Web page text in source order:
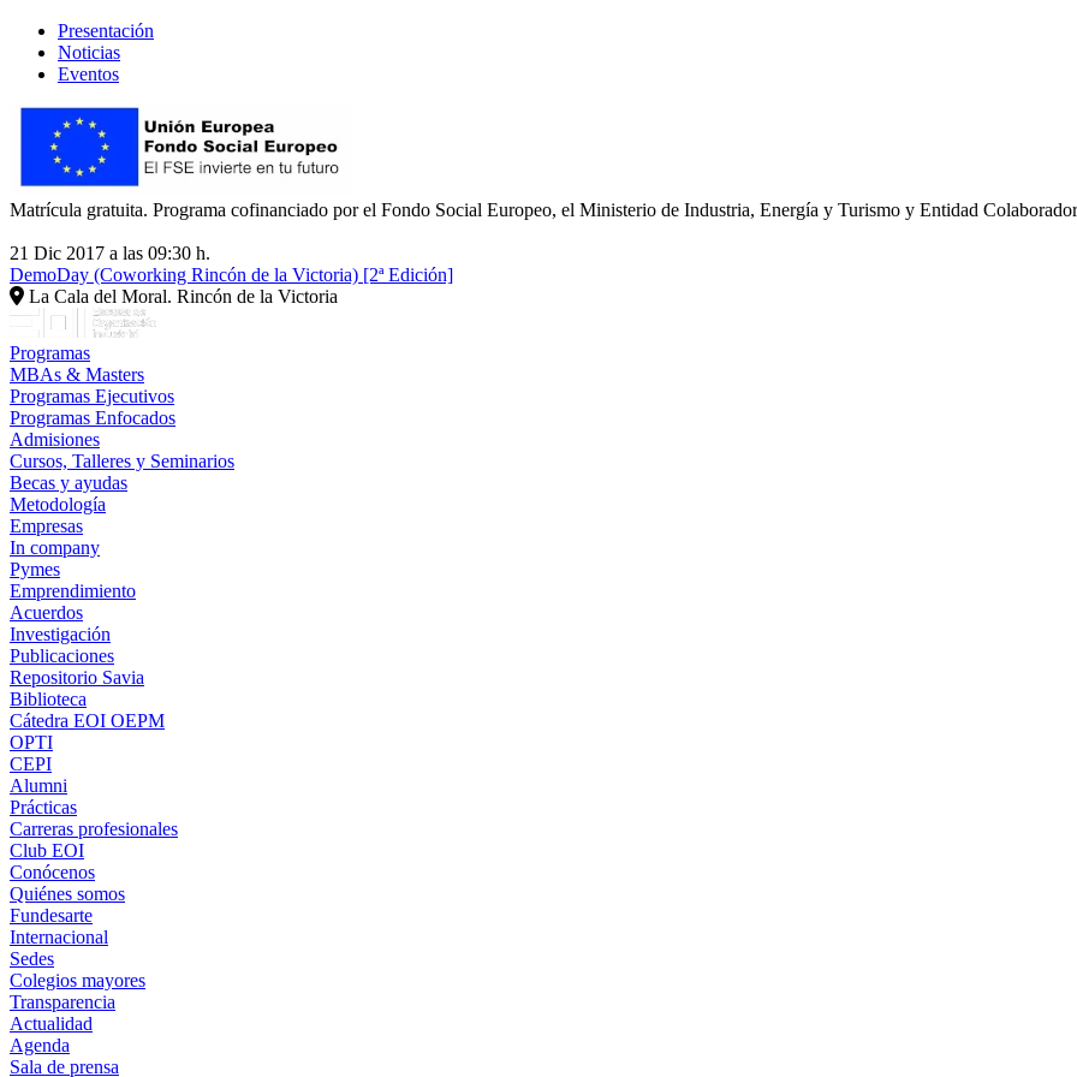
Presentación
Noticias
Eventos
Matrícula gratuita. Programa cofinanciado por el Fondo Social Europeo, el Ministerio de Industria, Energía y Turismo y Entidad
21 Dic 2017 a las 09:30 h.
DemoDay (Coworking Rincón de la Victoria) [2ª Edición]
La Cala del Moral. Rincón de la Victoria
Programas
MBAs & Masters
Programas Ejecutivos
Programas Enfocados
Admisiones
Cursos, Talleres y Seminarios
Becas y ayudas
Metodología
Empresas
In company
Pymes
Emprendimiento
Acuerdos
Investigación
Publicaciones
Repositorio Savia
Biblioteca
Cátedra EOI OEPM
OPTI
CEPI
Alumni
Prácticas
Carreras profesionales
Club EOI
Conócenos
Quiénes somos
Fundesarte
Internacional
Sedes
Colegios mayores
Transparencia
Actualidad
Agenda
Sala de prensa